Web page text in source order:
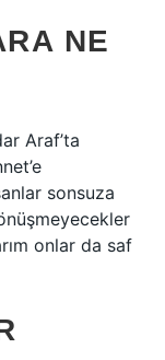
NE
Araf’ta
sonsuza
onlar da saf